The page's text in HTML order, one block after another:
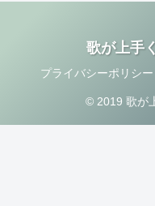
歌が上手
プライバシーポリシー
© 2019 歌が